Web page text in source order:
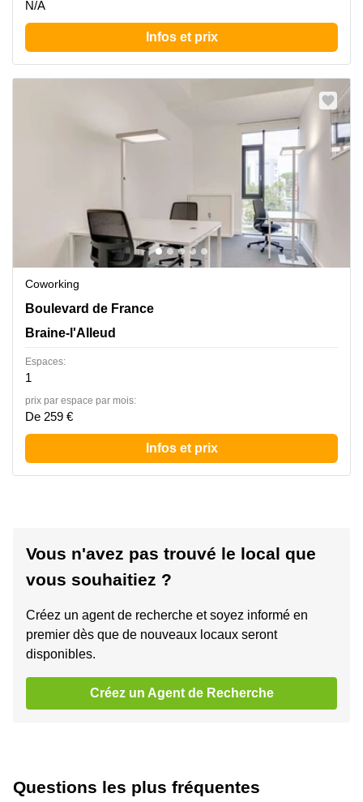
N/A
Infos et prix
Coworking
Boulevard de France 9, Braine-l'Alleud
Boulevard de France
Braine-l'Alleud
Espaces:
1
prix par espace par mois:
De 259 €
Infos et prix
Vous n'avez pas trouvé le local que
vous souhaitiez ?
Créez un agent de recherche et soyez informé en
premier dès que de nouveaux locaux seront
disponibles.
Créez un Agent de Recherche
Questions les plus fréquentes